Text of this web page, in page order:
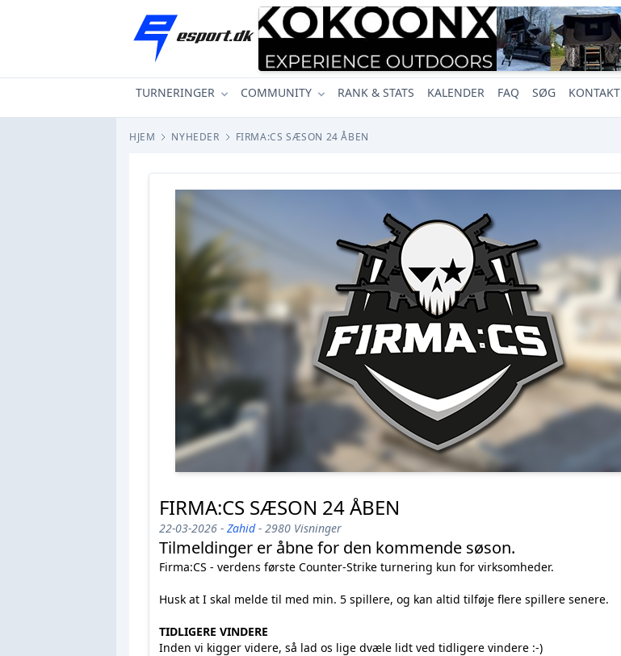
TURNERINGER COMMUNITY RANK & STATS KALENDER FAQ SØG KONTAKT
HJEM NYHEDER FIRMA:CS SÆSON 24 ÅBEN
FIRMA:CS SÆSON 24 ÅBEN
22-03-2026 - Zahid- 2980 Visninger
Tilmeldinger er åbne for den kommende søson.
Firma:CS - verdens første Counter-Strike turnering kun for virksomheder.
Husk at I skal melde til med min. 5 spillere, og kan altid tilføje flere spillere senere.
TIDLIGERE VINDERE
Inden vi kigger videre, så lad os lige dvæle lidt ved tidligere vindere :-)